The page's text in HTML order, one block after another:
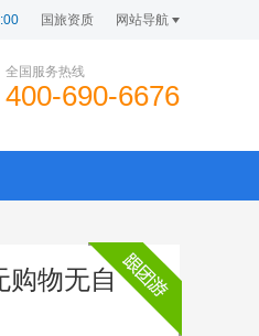
网站导航
国旅资质
全国服务热线
400-690-6676
购物无自